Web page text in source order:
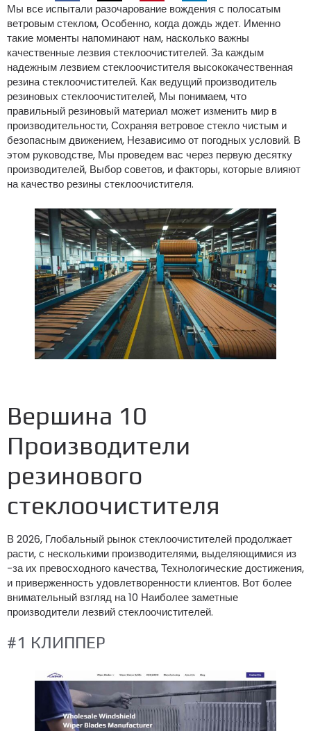
Мы все испытали разочарование вождения с полосатым
ветровым стеклом, Особенно, когда дождь ждет. Именно
такие моменты напоминают нам, насколько важны
качественные лезвия стеклоочистителей. За каждым
надежным лезвием стеклоочистителя высококачественная
резина стеклоочистителей. Как ведущий производитель
резиновых стеклоочистителей, Мы понимаем, что
правильный резиновый материал может изменить мир в
производительности, Сохраняя ветровое стекло чистым и
безопасным движением, Независимо от погодных условий. В
этом руководстве, Мы проведем вас через первую десятку
производителей, Выбор советов, и факторы, которые влияют
на качество резины стеклоочистителя.
Вершина 10
Производители
резинового
стеклоочистителя
В 2026, Глобальный рынок стеклоочистителей продолжает
расти, с несколькими производителями, выделяющимися из
-за их превосходного качества, Технологические достижения,
и приверженность удовлетворенности клиентов. Вот более
внимательный взгляд на 10 Наиболее заметные
производители лезвий стеклоочистителей.
#1 КЛИППЕР